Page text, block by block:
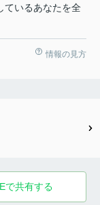
ているあなたを全
情報の見方
で共有する